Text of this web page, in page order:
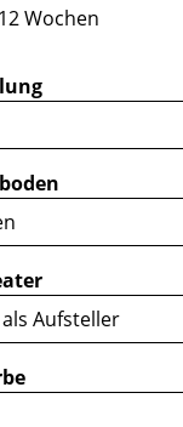
Wochen
auswählen
auswählen
auswählen